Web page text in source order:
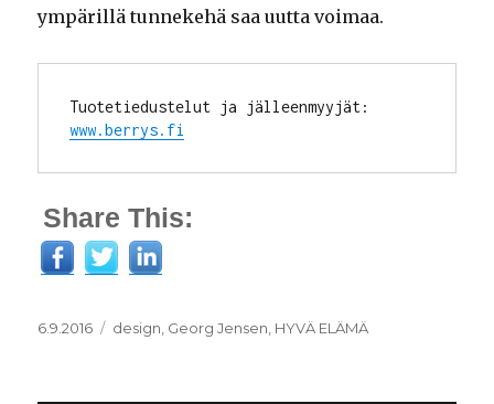
ympärillä tunnekehä saa uutta voimaa.
www.berrys.fi
Share This:
Julkaistu
6.9.2016 Kategoriat
design, Georg Jensen, HYVÄ ELÄMÄ